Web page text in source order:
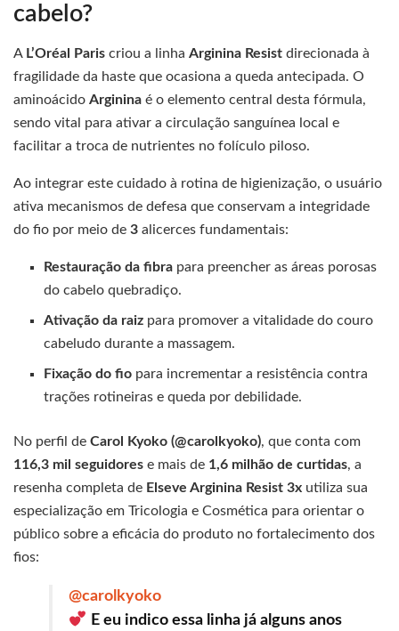
cabelo?
A L’Oréal Paris criou a linha Arginina Resist direcionada à
fragilidade da haste que ocasiona a queda antecipada. O
aminoácido Arginina é o elemento central desta fórmula,
sendo vital para ativar a circulação sanguínea local e
facilitar a troca de nutrientes no folículo piloso.
Ao integrar este cuidado à rotina de higienização, o usuário
ativa mecanismos de defesa que conservam a integridade
do fio por meio de 3 alicerces fundamentais:
Restauração da fibra para preencher as áreas porosas
do cabelo quebradiço.
Ativação da raiz para promover a vitalidade do couro
cabeludo durante a massagem.
Fixação do fio para incrementar a resistência contra
trações rotineiras e queda por debilidade.
No perfil de Carol Kyoko (@carolkyoko), que conta com
116,3 mil seguidores e mais de 1,6 milhão de curtidas, a
resenha completa de Elseve Arginina Resist 3x utiliza sua
especialização em Tricologia e Cosmética para orientar o
público sobre a eficácia do produto no fortalecimento dos
fios:
@carolkyoko
E eu indico essa linha já alguns anos